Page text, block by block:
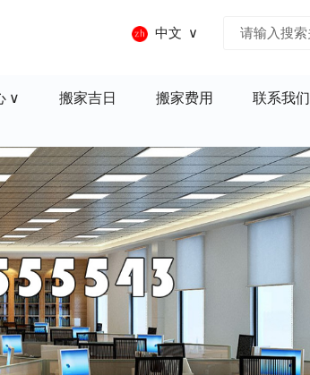
中文
搬家吉日 搬家费用 联系我们